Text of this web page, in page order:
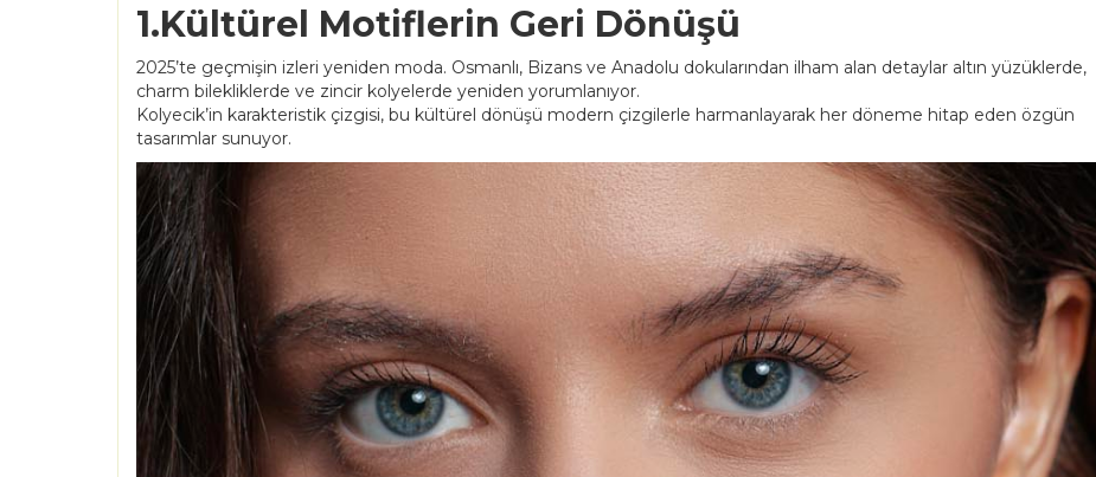
1.Kültürel Motiflerin Geri Dönüşü
2025’te geçmişin izleri yeniden moda. Osmanlı, Bizans ve Anadolu dokularından ilham alan detaylar altın yüzüklerde,
charm bilekliklerde ve zincir kolyelerde yeniden yorumlanıyor.
Kolyecik’in karakteristik çizgisi, bu kültürel dönüşü modern çizgilerle harmanlayarak her döneme hitap eden özgün
tasarımlar sunuyor.